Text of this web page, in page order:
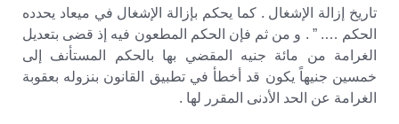
تاريخ إزالة الإشغال . كما يحكم بإزالة الإشغال في ميعاد يحدده
الحكم …. ” . و من ثم فإن الحكم المطعون فيه إذ قضى بتعديل
الغرامة من مائة جنيه المقضي بها بالحكم المستأنف إلى
خمسين جنيهاً يكون قد أخطأ في تطبيق القانون بنزوله بعقوبة
الغرامة عن الحد الأدنى المقرر لها .